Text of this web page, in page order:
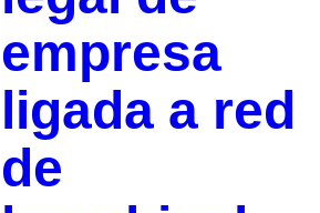
empresa
ligada a red
de